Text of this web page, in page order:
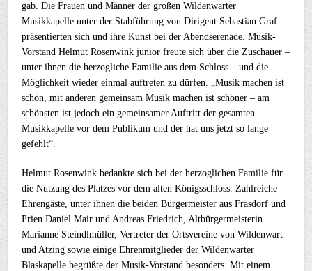
gab. Die Frauen und Männer der großen Wildenwarter
Musikkapelle unter der Stabführung von Dirigent Sebastian Graf
präsentierten sich und ihre Kunst bei der Abendserenade. Musik-
Vorstand Helmut Rosenwink junior freute sich über die Zuschauer –
unter ihnen die herzogliche Familie aus dem Schloss – und die
Möglichkeit wieder einmal auftreten zu dürfen. „Musik machen ist
schön, mit anderen gemeinsam Musik machen ist schöner – am
schönsten ist jedoch ein gemeinsamer Auftritt der gesamten
Musikkapelle vor dem Publikum und der hat uns jetzt so lange
gefehlt“.
Helmut Rosenwink bedankte sich bei der herzoglichen Familie für
die Nutzung des Platzes vor dem alten Königsschloss. Zahlreiche
Ehrengäste, unter ihnen die beiden Bürgermeister aus Frasdorf und
Prien Daniel Mair und Andreas Friedrich, Altbürgermeisterin
Marianne Steindlmüller, Vertreter der Ortsvereine von Wildenwart
und Atzing sowie einige Ehrenmitglieder der Wildenwarter
Blaskapelle begrüßte der Musik-Vorstand besonders. Mit einem